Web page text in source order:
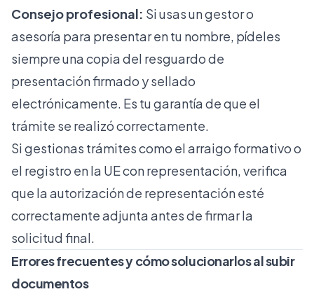
Consejo profesional: Si usas un gestor o
asesoría para presentar en tu nombre, pídeles
siempre una copia del resguardo de
presentación firmado y sellado
electrónicamente. Es tu garantía de que el
trámite se realizó correctamente.
Si gestionas trámites como elarraigo formativoo
el registro en la UEcon representación, verifica
que la autorización de representación esté
correctamente adjunta antes de firmar la
solicitud final.
Errores frecuentes y cómo solucionarlos al subir
documentos